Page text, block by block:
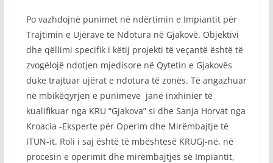
Po vazhdojnë punimet në ndërtimin e Impiantit për
Trajtimin e Ujërave të Ndotura në Gjakovë. Objektivi
dhe qëllimi specifik i këtij projekti të veçantë është të
zvogëlojë ndotjen mjedisore në Qytetin e Gjakovës
duke trajtuar ujërat e ndotura të zonës. Të angazhuar
në mbikëqyrjen e punimeve janë inxhinier të
kualifikuar nga KRU “Gjakova” si dhe Sanja Horvat nga
Kroacia -Eksperte për Operim dhe Mirëmbajtje të
ITUN-it. Roli i saj është të mbështesë KRUGJ-në, në
procesin e operimit dhe mirëmbajtjes së Impiantit,